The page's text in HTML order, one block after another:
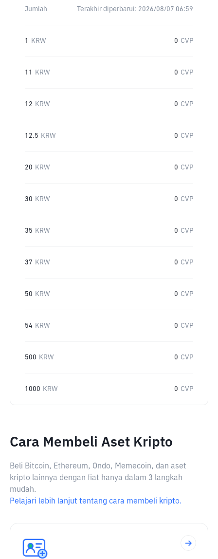
Jumlah Terakhir diperbarui: 2026/08/07 06:59
1 KRW 0 CVP
11 KRW 0 CVP
12 KRW 0 CVP
12.5 KRW 0 CVP
20 KRW 0 CVP
30 KRW 0 CVP
35 KRW 0 CVP
37 KRW 0 CVP
50 KRW 0 CVP
54 KRW 0 CVP
500 KRW 0 CVP
1000 KRW 0 CVP
Cara Membeli Aset Kripto
Beli Bitcoin, Ethereum, Ondo, Memecoin, dan aset
kripto lainnya dengan fiat hanya dalam 3 langkah
mudah.
Pelajari lebih lanjut tentang cara membeli kripto.